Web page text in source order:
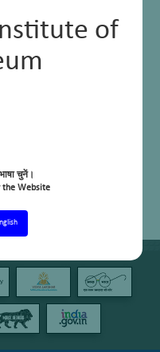
of
चुनें।
the Website